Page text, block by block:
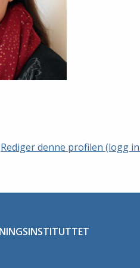
Rediger denne profilen (logg